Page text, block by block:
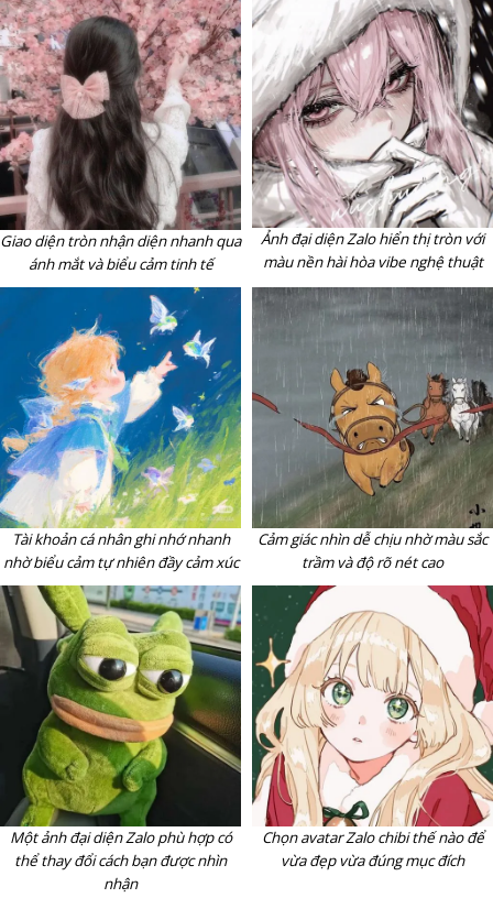
Giao diện tròn nhận diện nhanh qua
ánh mắt và biểu cảm tinh tế
Ảnh đại diện Zalo hiển thị tròn với
màu nền hài hòa vibe nghệ thuật
Tài khoản cá nhân ghi nhớ nhanh
nhờ biểu cảm tự nhiên đầy cảm xúc
Cảm giác nhìn dễ chịu nhờ màu sắc
trầm và độ rõ nét cao
Một ảnh đại diện Zalo phù hợp có
thể thay đổi cách bạn được nhìn
nhận
Chọn avatar Zalo chibi thế nào để
vừa đẹp vừa đúng mục đích